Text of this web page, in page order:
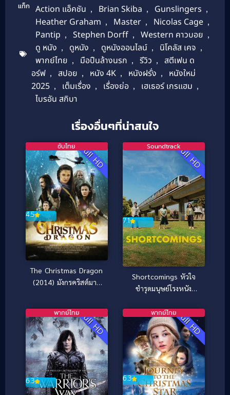
แท็ก Action แอ็คชัน , Brian Skiba , Gunslingers ,
Heather Graham , Master , Nicolas Cage ,
Pantip , Stephen Dorff , Western คาวบอย ,
ดู หนัง , ดูหนัง , ดูหนังออนไลน์ , นิโคลัส เคจ ,
พากย์ไทย , มือปืนล้างนรก , รีวิว ,
สตีเฟน ด
อร์ฟ , สปอย , หนัง 4K , หนังฝรั่ง ,
หนังใหม่
2025 , เต็มเรื่อง , เรื่องย่อ , เฮเธอร์ เกรแฮม ,
ไบรอัน สกิบา
เรื่องอื่นๆที่น่าสนใจ
Full HD
4.5
ซับไทย
The Christmas Dragon
(2014) มังกรคริสต์มาส
Full HD
7.1
Soundtrack
Shortcomings หัวใจ
ชำรุดมนุษย์โรงหนัง
Full HD
6.3
พากย์ไทย Full HD
6.3
พากย์ไทย